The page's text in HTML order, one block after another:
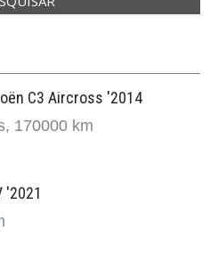
C3 Aircross '2014
170000 km
'2021